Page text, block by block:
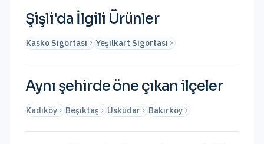
Şişli'da İlgili Ürünler
Kasko Sigortası Yeşilkart Sigortası
Aynı şehirde öne çıkan ilçeler
Kadıköy Beşiktaş Üsküdar Bakırköy